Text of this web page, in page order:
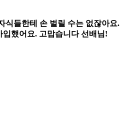
식들한테 손 벌릴 수는 없잖아요.
했어요. 고맙습니다 선배님!